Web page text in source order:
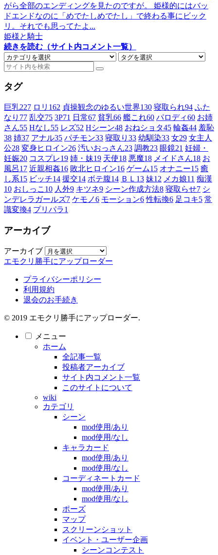
がら全部のエンディングを見たのですが。 姫様的にはバッ
ドエンドなのに「めでたしめでたし」で終わる事にビック
リ。それでも思ってたよ...
姫様と騎士
続きを読む（サイト内コメント一覧）
タグ
巨乳227 ロリ 162 貞操観念のゆるい世界130 寝取られ94 ふた
なり 77 乱交75 3P71 日常67 貧乳66 艦これ60 パロディ60 お姉
さん55 Hなし55 レズ52 Hシーン48 おねショタ45 輪姦44 羞恥
38 姉37 アナル35 パチモン33 寝取り 33 幼馴染33 女29 女主人
公28 変身ヒロイン26 汚いおっさん23 調教23 眼鏡21 妊婦・
妊娠20 コスプレ19 姉・妹19 天使18 悪魔18 メイドさん18 お
風呂17 近親相姦16 敗北ヒロイン16 ゲーム15 オナニー15 癒
し系15 ビッチ14 援交14 ボテ腹14 ＢＬ 13 妹12 メカ娘11 痴漢
10 おしっこ 10 人外9 キツネ9 シーン作成方法8 寝取らせ7 シ
ンデレラガールズ7 ケモノ6 モーション6 性転換6 足コキ5 常
識変換4 プリパラ1
アーカイブ
アーカイブ
エモクリ勝手にアップローダー
プライバシーポリシー
利用規約
退会のお手続き
© 2019 エモクリ勝手にアップローダー.
メニュー
ホーム
全記事一覧
投稿者アーカイブ
サイト内コメント一覧
このサイトについて
wiki
カテゴリ
シーン
mod使用/あり
mod使用/なし
キャラカード
mod使用/あり
mod使用/なし
コーディネートカード
mod使用/あり
mod使用/なし
ポーズ
マップ
スクリーンショット
イベント・ユーザー企画
シーンコンテスト